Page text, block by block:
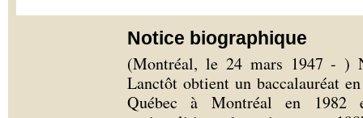
Notice biographique
(Montréal, le 24 mars 1947 - )
Lanctôt obtient un baccalauréat
Québec à Montréal en